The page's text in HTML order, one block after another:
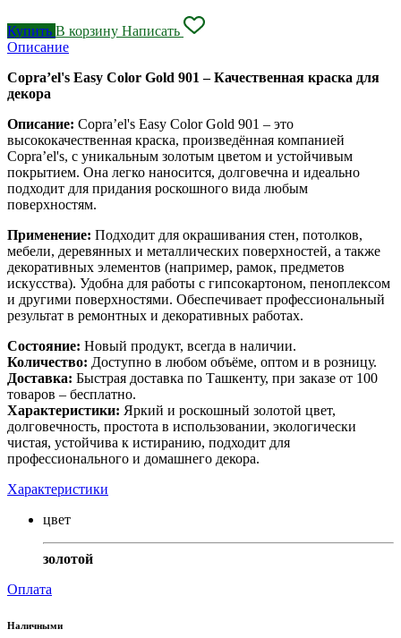
Купить В корзину Написать
Описание
Copra’el's Easy Color Gold 901 – Качественная краска для
декора
Описание: Copra’el's Easy Color Gold 901 – это
высококачественная краска, произведённая компанией
Copra’el's, с уникальным золотым цветом и устойчивым
покрытием. Она легко наносится, долговечна и идеально
подходит для придания роскошного вида любым
поверхностям.
Применение: Подходит для окрашивания стен, потолков,
мебели, деревянных и металлических поверхностей, а также
декоративных элементов (например, рамок, предметов
искусства). Удобна для работы с гипсокартоном, пеноплексом
и другими поверхностями. Обеспечивает профессиональный
результат в ремонтных и декоративных работах.
Состояние: Новый продукт, всегда в наличии.
Количество: Доступно в любом объёме, оптом и в розницу.
Доставка: Быстрая доставка по Ташкенту, при заказе от 100
товаров – бесплатно.
Характеристики: Яркий и роскошный золотой цвет,
долговечность, простота в использовании, экологически
чистая, устойчива к истиранию, подходит для
профессионального и домашнего декора.
Характеристики
цвет
золотой
Оплата
Наличными